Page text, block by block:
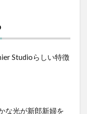
Studioらしい特徴
な光が新郎新婦を